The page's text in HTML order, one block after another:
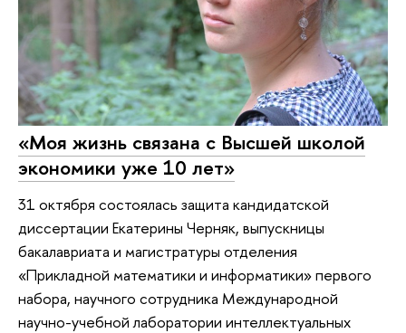
«Моя жизнь связана с Высшей школой
экономики уже 10 лет»
31 октября состоялась защита кандидатской
диссертации Екатерины Черняк, выпускницы
бакалавриата и магистратуры отделения
«Прикладной математики и информатики» первого
набора, научного сотрудника Международной
научно-учебной лаборатории интеллектуальных